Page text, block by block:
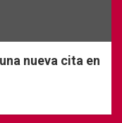
nueva cita en